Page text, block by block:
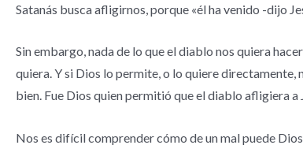
Satanás busca afligirnos, porque «él ha venido -dijo
Sin embargo, nada de lo que el diablo nos quiera
quiera. Y si Dios lo permite, o lo quiere directamente,
bien. Fue Dios quien permitió que el diablo afligiera
Nos es difícil comprender cómo de un mal puede